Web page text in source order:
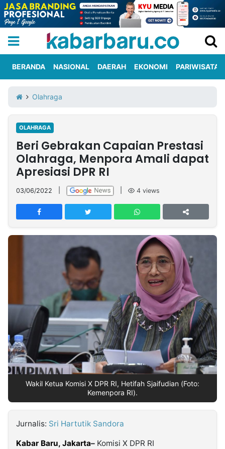
Iklan
Berita
Kami
Nasional
International
Olahraga
Entertainment
Daerah
Pariwisata
Kuliner
Kolom
Network
PT
TREETAN
INDONESIA
NTB
Time
IDN
Jogja
Rakyat
News
Notice
Dinamikapost.com
Baru
Seedbacklink
Follow
Kabarbaru
BERANDA NASIONAL DAERAH EKONOMI PARIWISATA
Olahraga
OLAHRAGA
Beri Gebrakan Capaian Prestasi
Olahraga, Menpora Amali dapat
Apresiasi DPR RI
03/06/2022 4 views
Wakil Ketua Komisi X DPR RI, Hetifah Sjaifudian (Foto:
Kemenpora RI).
Jurnalis: Sri Hartutik Sandora
Kabar Baru, Jakarta– Komisi X DPR RI